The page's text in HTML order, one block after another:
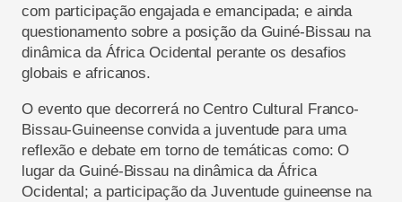
com participação engajada e emancipada; e ainda
questionamento sobre a posição da Guiné-Bissau na
dinâmica da África Ocidental perante os desafios
globais eafricanos.
O evento que decorrerá no Centro Cultural Franco-
Bissau-Guineense convida a juventude para uma
reflexãoe debate em tornode temáticas como: O
lugar da Guiné-Bissau na dinâmica da África
Ocidental; a participação da Juventude guineense na